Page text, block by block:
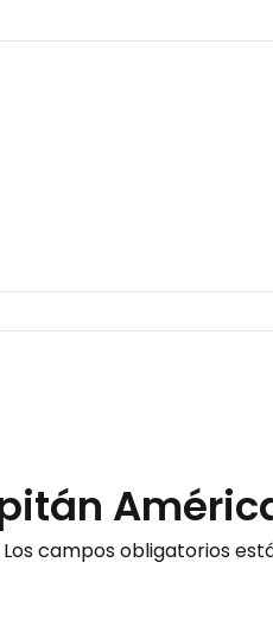
Los campos obligatorios